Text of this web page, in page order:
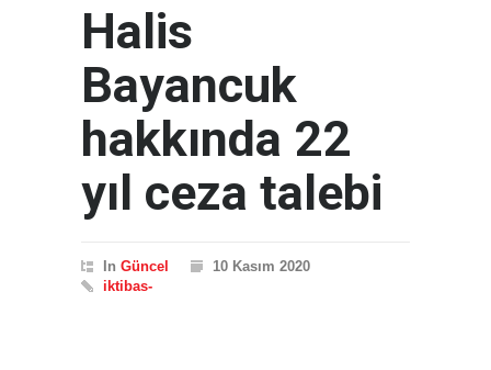
Halis
Bayancuk
hakkında 22
yıl ceza talebi
In Güncel
10 Kasım 2020
iktibas-